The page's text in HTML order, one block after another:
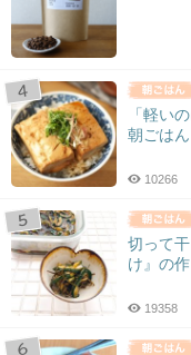
「軽い
朝ごは
10266
切って
け』の
19358